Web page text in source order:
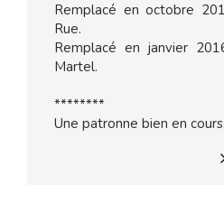
Remplacé en octobre
Rue.
Remplacé en janvier
Martel.
********
Une patronne bien en